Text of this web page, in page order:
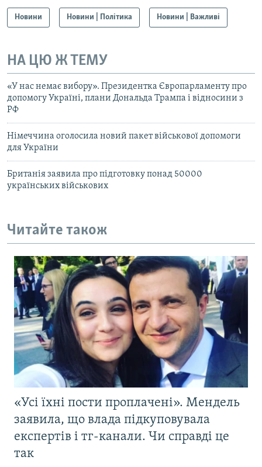
Новини Новини | Політика Новини | Важливі
НА ЦЮ Ж ТЕМУ
«У нас немає вибору». Президентка Європарламенту про
допомогу Україні, плани Дональда Трампа і відносини з
РФ
Німеччина оголосила новий пакет військової допомоги
для України
Британія заявила про підготовку понад 50000
українських військових
Читайте також
«Усі їхні пости проплачені». Мендель
заявила, що влада підкуповувала
експертів і тг-канали. Чи справді це
так